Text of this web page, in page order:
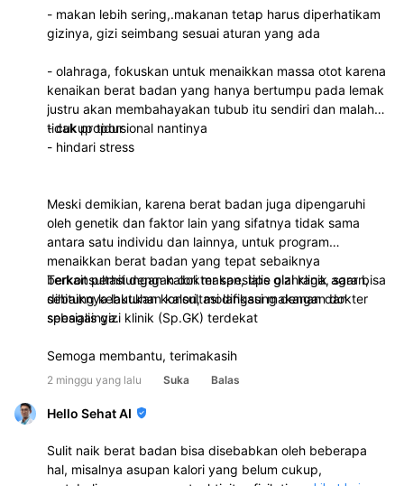
- makan lebih sering,.makanan tetap harus diperhatikam
gizinya, gizi seimbang sesuai aturan yang ada
- olahraga, fokuskan untuk menaikkan massa otot karena
kenaikan berat badan yang hanya bertumpu pada lemak
justru akan membahayakan tubub itu sendiri dan malah
tidak proporsional nantinya
- cukup tidur
- hindari stress
Meski demikian, karena berat badan juga dipengaruhi
oleh genetik dan faktor lain yang sifatnya tidak sama
antara satu individu dan lainnya, untuk program
menaikkan berat badan yang tepat sebaiknya
berkonsultasi dengan dokter spesialis gizi klinik agar bisa
dihitung kebutuhan kalori, modifikasi makanan dan
sebagainya.
Terkait perhitungan kalori makan, tipe olahraga, saran,
sebaiknya lakukan konsultasi langsung dengan dokter
spesialis gizi klinik (Sp.GK) terdekat
Semoga membantu, terimakasih
2 minggu yang lalu Suka Balas
Hello Sehat AI
Sulit naik berat badan bisa disebabkan oleh beberapa
hal, misalnya asupan kalori yang belum cukup,